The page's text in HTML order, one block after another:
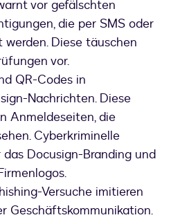
vor gefälschten
die per SMS oder
Diese täuschen
vor.
QR-Codes in
Nachrichten. Diese
Anmeldeseiten, die
Cyberkriminelle
Docusign-Branding und
Versuche imitieren
Geschäftskommunikation.